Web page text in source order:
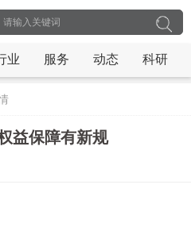
业 服务 动态 科研
益保障有新规